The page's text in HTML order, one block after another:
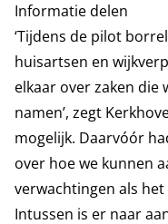
Informatie delen
‘Tijdens de pilot
huisartsen en
elkaar over zaken
namen’, zegt
mogelijk. Daarvóór
over hoe we kunnen
verwachtingen als
Intussen is er naar